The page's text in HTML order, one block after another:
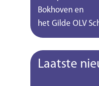
Bokhoven en
het Gilde OLV
Laatste